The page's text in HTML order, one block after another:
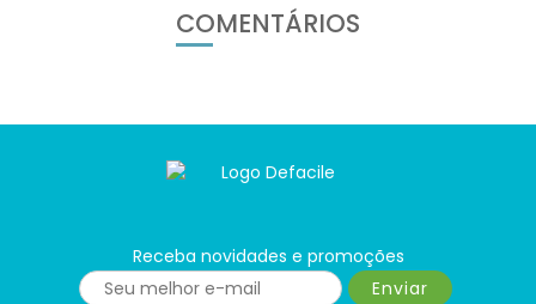
COMENTÁRIOS
Receba novidades e promoções
Enviar